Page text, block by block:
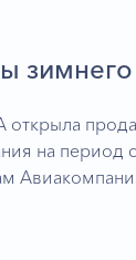
на период